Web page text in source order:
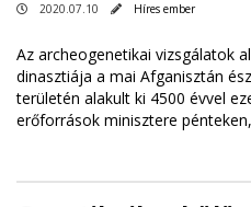
2020.07.10 Híres ember
Az archeogenetikai vizsgálatok
dinasztiája a mai Afganisztán
területén alakult ki 4500 évvel
erőforrások minisztere